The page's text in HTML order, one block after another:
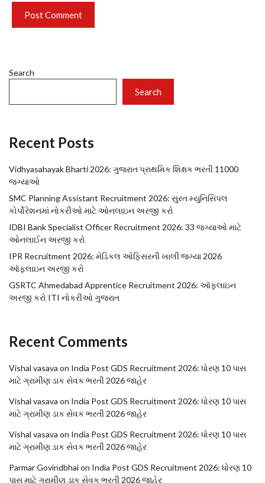
Search
Search
Recent Posts
Vidhyasahayak Bharti 2026: ગુજરાત પ્રાથમિક શિક્ષક ભરતી 11000
જગ્યાઓ
SMC Planning Assistant Recruitment 2026: સુરત મ્યુનિસિપલ
કોર્પોરેશનમાં નોકરીઓ માટે ઓનલાઇન અરજી કરો
IDBI Bank Specialist Officer Recruitment 2026: 33 જગ્યાઓ માટે
ઓનલાઈન અરજી કરો
IPR Recruitment 2026: મેડિકલ ઓફિસરની ખાલી જગ્યા 2026
ઑફલાઇન અરજી કરો
GSRTC Ahmedabad Apprentice Recruitment 2026: ઑફલાઇન
અરજી કરો ITI નોકરીઓ ગુજરાત
Recent Comments
Vishal vasava on India Post GDS Recruitment 2026: ધોરણ 10 પાસ
માટે ગ્રામીણ ડાક સેવક ભરતી 2026 જાહેર
Vishal vasava on India Post GDS Recruitment 2026: ધોરણ 10 પાસ
માટે ગ્રામીણ ડાક સેવક ભરતી 2026 જાહેર
Vishal vasava on India Post GDS Recruitment 2026: ધોરણ 10 પાસ
માટે ગ્રામીણ ડાક સેવક ભરતી 2026 જાહેર
Parmar Govindbhaion India Post GDS Recruitment 2026: ધોરણ 10
પાસ માટે ગ્રામીણ ડાક સેવક ભરતી 2026 જાહેર